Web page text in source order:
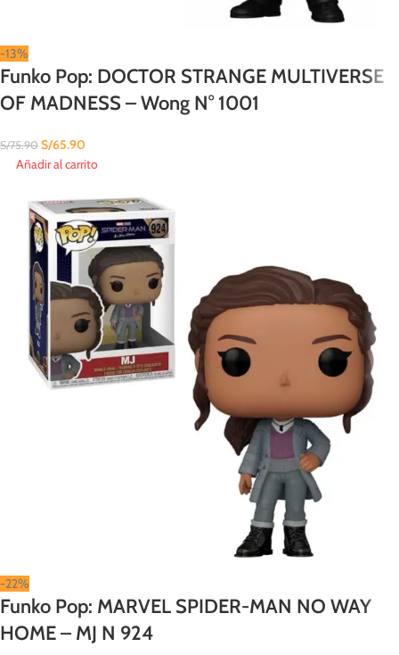
-13%
Funko Pop: DOCTOR STRANGE MULTIVERSE
OF MADNESS – Wong N° 1001
S/75.90 S/65.90
Añadir al carrito
-22%
Funko Pop: MARVEL SPIDER-MAN NO WAY
HOME – MJ N 924